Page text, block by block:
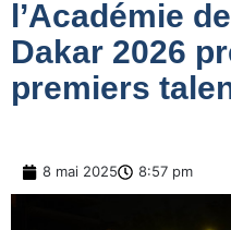
l’Académie
Dakar 2026
premiers
8 mai 2025 8:57 pm